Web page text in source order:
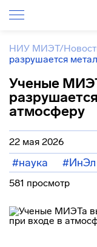
НИУ МИЭТ/
разрушается
Ученые
атмосферу
22 мая 2026
#наука #ИнЭл
581 просмотр